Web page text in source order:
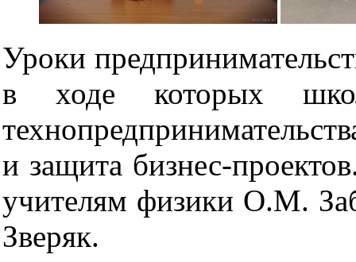
Уроки
в ходе которых
и защита бизнес-
учителям физики О.М.
Зверяк.